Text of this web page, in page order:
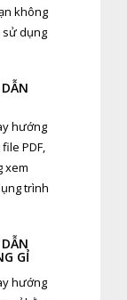
không
sử dụng
hướng
PDF,
xem
trình
GỈ
hướng